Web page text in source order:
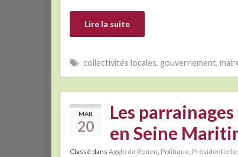
Lire la suite
collectivités locales, gouvernement,
MAR
20
Les
en Seine
Classé dans Agglo de Rouen, Politique,